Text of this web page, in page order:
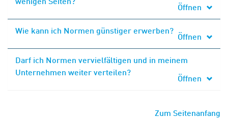
Öffnen
Wie kann ich Normen günstiger erwerben?
Öffnen
Darf ich Normen vervielfältigen und in meinem
Unternehmen weiter verteilen?
Öffnen
Zum Seitenanfang